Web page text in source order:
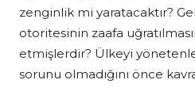
zenginlik mi yaratacaktır?
otoritesinin zaafa
etmişlerdir? Ülkeyi
sorunu olmadığını önce